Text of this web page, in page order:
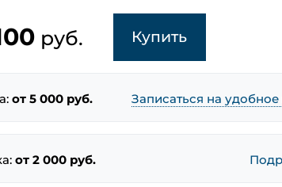
руб. Купить
от 5 000 руб. Записаться на
от 2 000 руб.